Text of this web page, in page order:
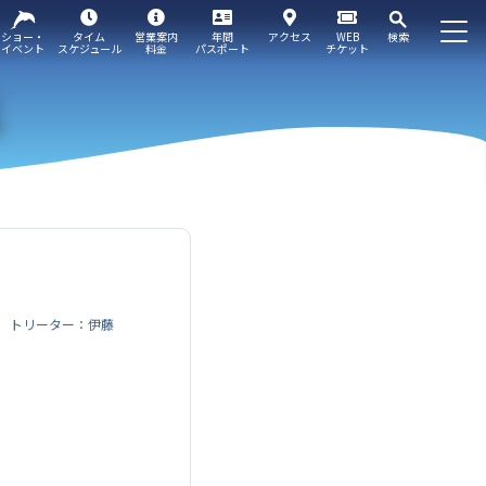
WEB
チケット
検索
ショー・
イベント
タイム
スケジュール
営業案内
料金
年間
パスポート
アクセス
トリーター：伊藤